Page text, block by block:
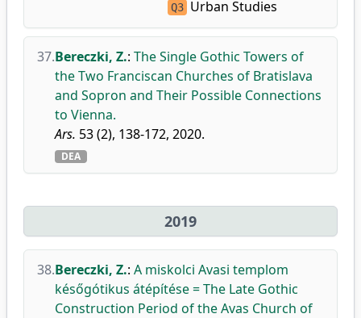
Q3 Urban Studies
37.Bereczki, Z.: The Single Gothic Towers of
the Two Franciscan Churches of Bratislava
and Sopron and Their Possible Connections
to Vienna.
Ars. 53 (2), 138-172, 2020.
DEA
2019
38.Bereczki, Z.: A miskolci Avasi templom
későgótikus átépítése = The Late Gothic
Construction Period of the Avas Church of